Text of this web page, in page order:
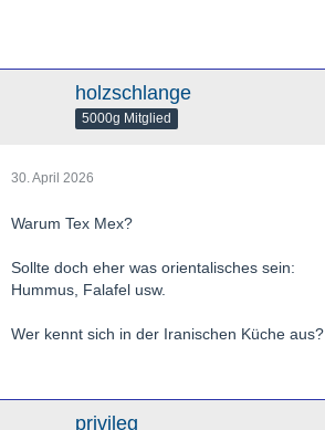
holzschlange
5000g Mitglied
30. April 2026
Warum Tex Mex?
Sollte doch eher was orientalisches sein:
Hummus, Falafel usw.
Wer kennt sich in der Iranischen Küche aus?
privileg